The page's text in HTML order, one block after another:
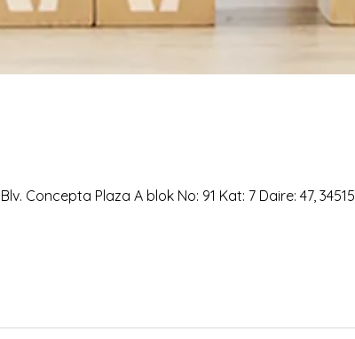
Concepta Plaza A blok No: 91 Kat: 7 Daire: 47, 34515